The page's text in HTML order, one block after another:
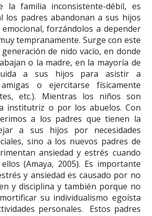
la familia inconsistente-débil, es
los padres abandonan a sus hijos
forzándolos a depender
tempranamente. Surge con este
de nido vacío, en donde
o la madre, en la mayoría de
a sus hijos para asistir a
o ejercitarse físicamente
etc.). Mientras los niños son
institutriz o por los abuelos. Con
a los padres que tienen la
a sus hijos por necesidades
sino a los nuevos padres de
ansiedad y estrés cuando
(Amaya, 2005). Es importante
y ansiedad es causado por no
y disciplina y también porque no
su individualismo egoísta
personales. Estos padres